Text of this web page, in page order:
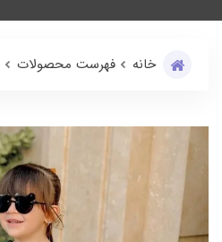
خانه فهرست محصولات